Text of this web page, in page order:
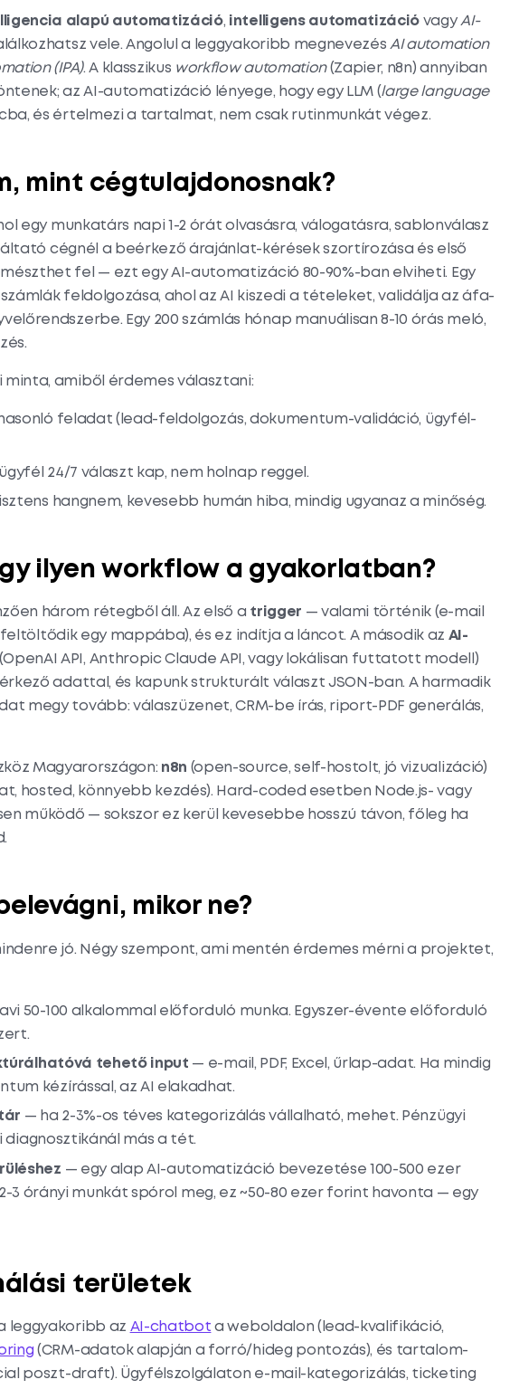
alapú automatizáció, intelligens automatizáció vagyAI-
vele. Angolul a leggyakoribb megnevezésAI automation
(IPA). A klasszikus workflow automation(Zapier, n8n) annyiban
az AI-automatizáció lényege, hogy egy LLM (large language
és értelmezi a tartalmat, nem csak rutinmunkát végez.
mint cégtulajdonosnak?
egy munkatárs napi 1-2 órát olvasásra, válogatásra, sablonválasz
cégnél a beérkező árajánlat-kérések szortírozása és első
fel — ezt egy AI-automatizáció 80-90%-ban elviheti. Egy
számlák feldolgozása, ahol az AI kiszedi a tételeket, validálja az áfa-
Egy 200 számlás hónap manuálisan 8-10 órás meló,
amiből érdemes választani:
feladat (lead-feldolgozás, dokumentum-validáció, ügyfél-
24/7 választ kap, nem holnap reggel.
hangnem, kevesebb humán hiba, mindig ugyanaz a minőség.
ilyen workflow a gyakorlatban?
három rétegből áll. Az első a trigger — valami történik (e-mail
egy mappába), és ez indítja a láncot. A második az AI-
API, Anthropic Claude API, vagy lokálisan futtatott modell)
adattal, és kapunk strukturált választ JSON-ban. A harmadik
megy tovább: válaszüzenet, CRM-be írás, riport-PDF generálás,
Magyarországon: n8n (open-source, self-hostolt, jó vizualizáció)
hosted, könnyebb kezdés). Hard-coded esetben Node.js- vagy
működő — sokszor ez kerül kevesebbe hosszú távon, főleg ha
mikor ne?
jó. Négy szempont, ami mentén érdemes mérni a projektet,
50-100 alkalommal előforduló munka. Egyszer-évente előforduló
tehető input — e-mail, PDF, Excel, űrlap-adat. Ha mindig
kézírással, az AI elakadhat.
— ha 2-3%-os téves kategorizálás vállalható, mehet. Pénzügyi
diagnosztikánál más a tét.
— egy alap AI-automatizáció bevezetése 100-500 ezer
3 órányi munkát spórol meg, ez ~50-80 ezer forint havonta — egy
területek
leggyakoribb az AI-chatbot a weboldalon (lead-kvalifikáció,
(CRM-adatok alapján a forró/hideg pontozás), és tartalom-
poszt-draft). Ügyfélszolgálaton e-mail-kategorizálás, ticketing